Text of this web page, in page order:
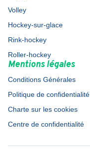
Volley
Hockey-sur-glace
Rink-hockey
Roller-hockey
Mentions légales
Conditions Générales
Politique de confidentialité
Charte sur les cookies
Centre de confidentialité